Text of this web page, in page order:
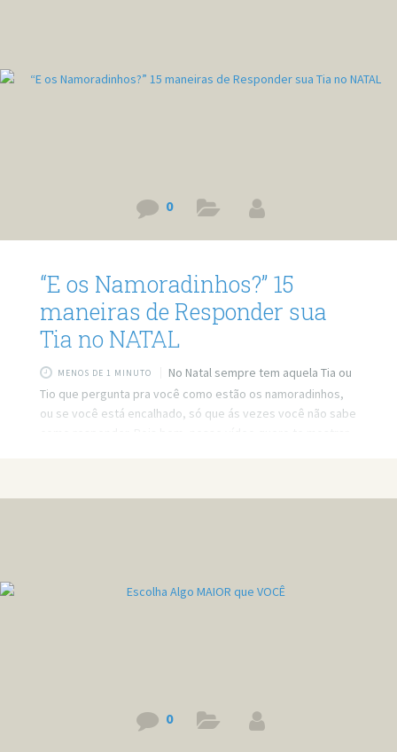
0
“E os Namoradinhos?” 15
maneiras de Responder sua
Tia no NATAL
MENOS DE 1 MINUTO
No Natal sempre tem aquela Tia ou
Tio que pergunta pra você como estão os namoradinhos,
ou se você está encalhado, só que ás vezes você não sabe
0